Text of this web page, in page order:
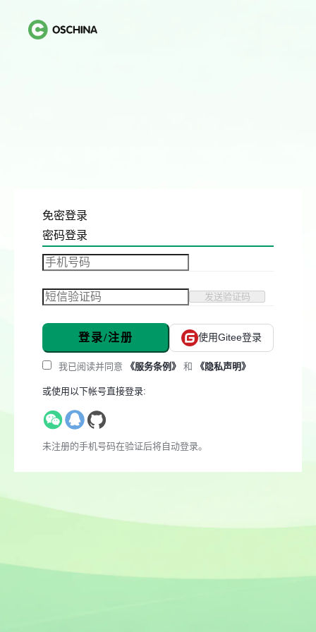
免密登录
密码登录
发送验证码
登录/注册 使用Gitee登录
我已阅读并同意 《服务条例》 和 《隐私声明》
或使用以下帐号直接登录:
未注册的手机号码在验证后将自动登录。